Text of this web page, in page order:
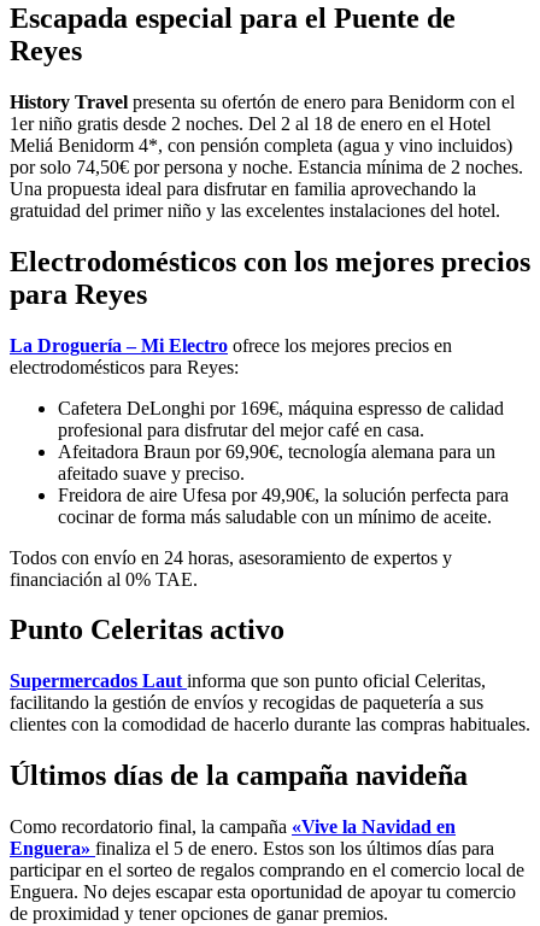
Escapada especial para el Puente de
Reyes
History Travel presenta su ofertón de enero para Benidorm con el
1er niño gratis desde 2 noches. Del 2 al 18 de enero en el Hotel
Meliá Benidorm 4*, con pensión completa (agua y vino incluidos)
por solo 74,50€ por persona y noche. Estancia mínima de 2 noches.
Una propuesta ideal para disfrutar en familia aprovechando la
gratuidad del primer niño y las excelentes instalaciones del hotel.
Electrodomésticos con los mejores precios
para Reyes
La Droguería – Mi Electro ofrece los mejores precios en
electrodomésticos para Reyes:
Cafetera DeLonghi por 169€, máquina espresso de calidad
profesional para disfrutar del mejor café en casa.
Afeitadora Braun por 69,90€, tecnología alemana para un
afeitado suave y preciso.
Freidora de aire Ufesa por 49,90€, la solución perfecta para
cocinar de forma más saludable con un mínimo de aceite.
Todos con envío en 24 horas, asesoramiento de expertos y
financiación al 0% TAE.
Punto Celeritas activo
Supermercados Laut informa que son punto oficial Celeritas,
facilitando la gestión de envíos y recogidas de paquetería a sus
clientes con la comodidad de hacerlo durante las compras habituales.
Últimos días de la campaña navideña
Como recordatorio final, la campaña «Vive la Navidad en
Enguera» finaliza el 5 de enero. Estos son los últimos días para
participar en el sorteo de regalos comprando en el comercio local de
Enguera. No dejes escapar esta oportunidad de apoyar tu comercio
de proximidad y tener opciones de ganar premios.